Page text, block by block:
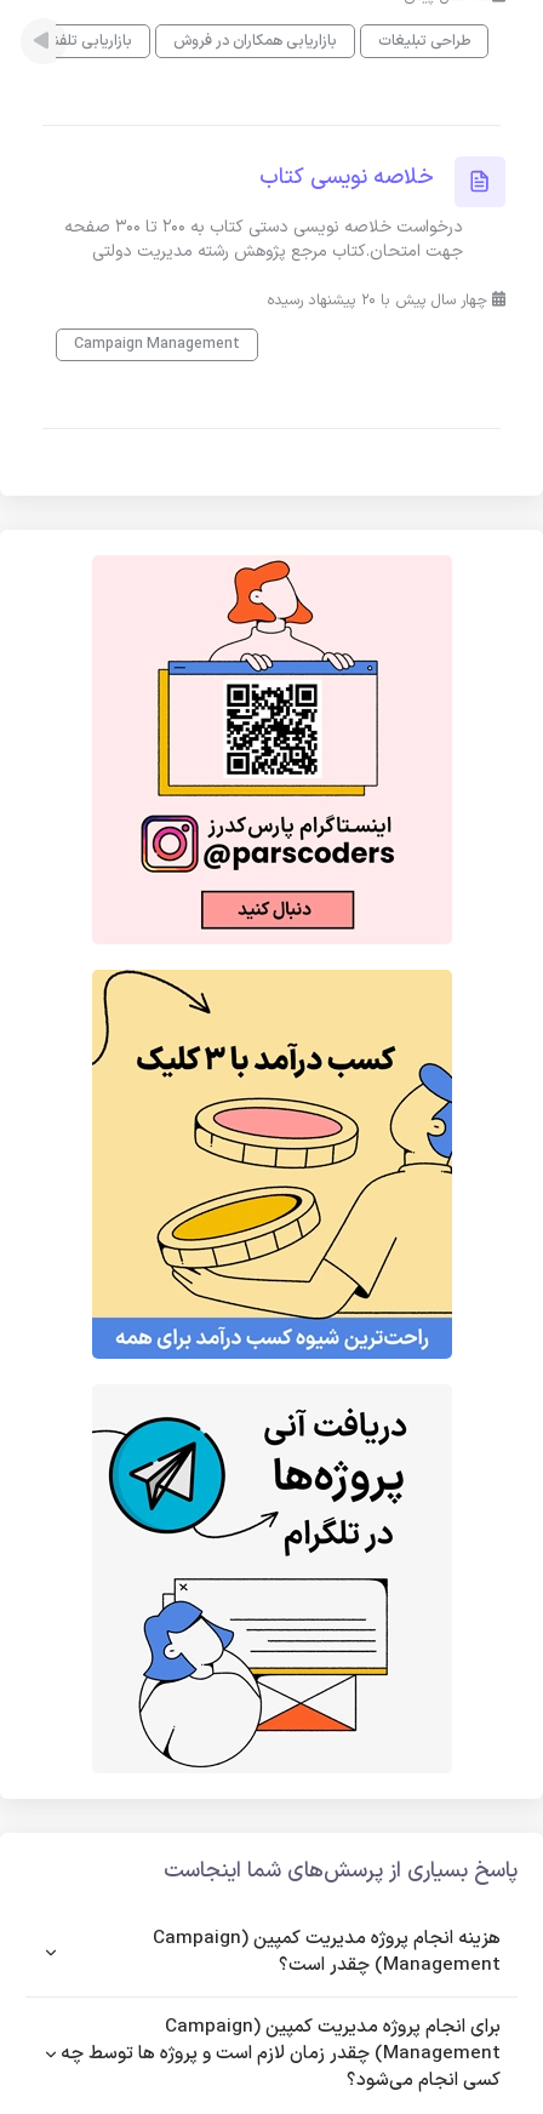
طراحی تبلیغات
بازاریابی همکاران در فروش بازاریابی تلفنی
خلاصه نویسی کتاب
درخواست خلاصه نویسی دستی کتاب به ۲۰۰ تا ۳۰۰ صفحه
جهت امتحان.کتاب مرجع پژوهش رشته مدیریت دولتی
چهار سال پیش با 20 پیشنهاد رسیده
Campaign Management
پاسخ بسیاری از پرسش‌های شما اینجاست
هزینه انجام پروژه مدیریت کمپین (Campaign
Management) چقدر است؟
برای انجام پروژه مدیریت کمپین (Campaign
Management) چقدر زمان لازم است و پروژه ها توسط چه
کسی انجام می‌شود؟